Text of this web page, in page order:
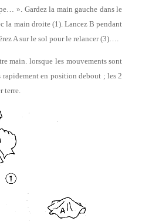
». Gardez la main gauche dans le
la main droite (1). Lancez B pendant
A sur le sol pour le relancer (3)….
main. lorsque les mouvements sont
rapidement en position debout ; les 2
terre.